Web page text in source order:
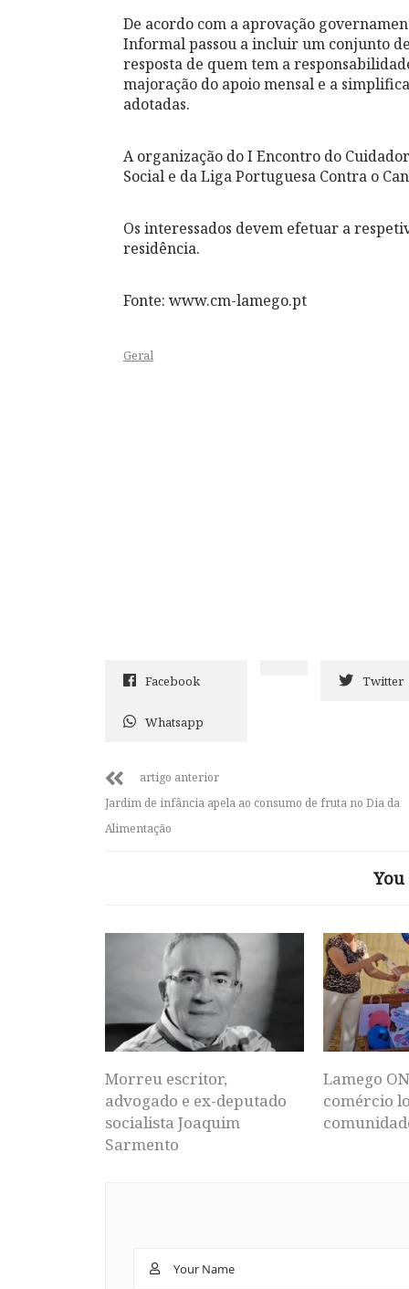
De acordo com a aprovação
Informal passou a incluir um conjunto
resposta de quem tem a
majoração do apoio mensal e a
adotadas.
A organização do I Encontro do
Social e da Liga Portuguesa Contra o
Os interessados devem efetuar a
residência.
Fonte: www.cm-lamego.pt
Geral
Facebook Twitter
Whatsapp
artigo anterior
Jardim de infância apela ao consumo de fruta no Dia da
Alimentação
Morreu escritor,
advogado e ex-deputado
socialista Joaquim
Sarmento
Lamego
comércio